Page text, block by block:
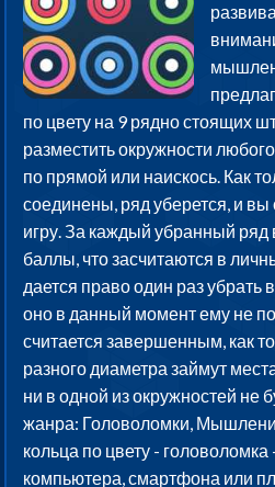
по цвету на 9 рядно стоящих
разместить окружности
по прямой или наискось. Как
соединены, ряд уберется, и
игру. За каждый убранный ряд
баллы, что засчитаются в
дается право один раз
оно в данный момент ему не
считается завершенным, как
разного диаметра займут
ни в одной из окружностей не
жанра: Головоломки,
кольца по цвету -
компьютера, смартфона или